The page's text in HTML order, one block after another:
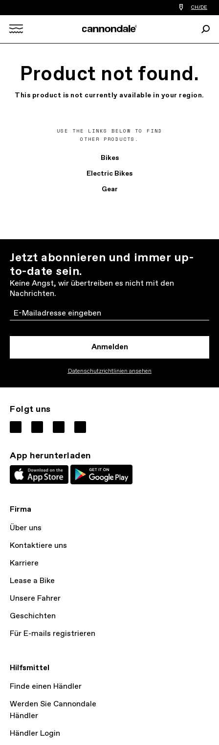
Einen
Händler
meiner
finden
CH/DE
Product not found.
This product is not currently available in your region.
USE THE LINKS BELOW TO FIND
OTHER PRODUCTS.
Bikes
Electric Bikes
Gear
Jetzt abonnieren und immer up-
to-date sein.
Keine Angst, wir übertreiben es nicht mit den
Nachrichten.
Email
Anmelden
Datenschutzrichtlinien ansehen
Folgt uns
App herunterladen
Firma
Über uns
Kontaktiere uns
Karriere
Lease a Bike
Unsere Fahrer
Geschichten
Für E-mails registrieren
Hilfsmittel
Finde einen Händler
Werden Sie Cannondale
Händler
Händler Login